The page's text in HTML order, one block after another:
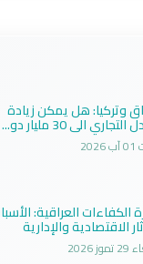
وتركيا: هل يمكن زيادة
التجاري الى 30 مليار دو...
الكفاءات العراقية:
الاقتصادية والإدارية
2026